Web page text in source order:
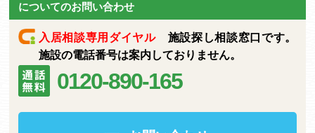
についてのお問い合わせ
入居相談専用ダイヤル施設探し相談窓口です。
施設の電話番号は案内しておりません。
0120-890-165